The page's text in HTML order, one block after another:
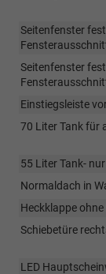
Seitenfenster
Seitenfenster
Einstiegsleiste
70 Liter Tank für
55 Liter Tank-
Normaldach in
Heckklappe
Schiebetüre
LED